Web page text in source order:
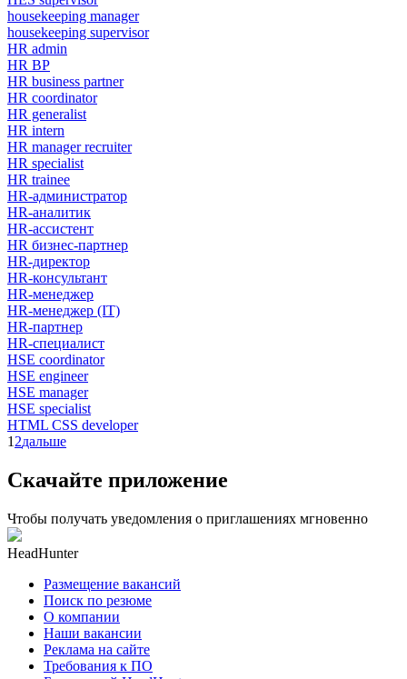
housekeeping manager
housekeeping supervisor
HR admin
HR BP
HR business partner
HR coordinator
HR generalist
HR intern
HR manager recruiter
HR specialist
HR trainee
HR-администратор
HR-аналитик
HR-ассистент
HR бизнес-партнер
HR-директор
HR-консультант
HR-менеджер
HR-менеджер (IT)
HR-партнер
HR-специалист
HSE coordinator
HSE engineer
HSE manager
HSE specialist
HTML CSS developer
1 2дальше
Скачайте приложение
Чтобы получать уведомления о приглашениях мгновенно
HeadHunter
Размещение вакансий
Поиск по резюме
О компании
Наши вакансии
Реклама на сайте
Требования к ПО